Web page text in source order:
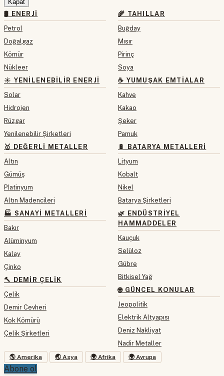
Kapat
🛢 ENERJI
Petrol
Doğalgaz
Kömür
Nükleer
☀️ YENILENEBILIR ENERJI
Solar
Hidrojen
Rüzgar
Yenilenebilir Şirketleri
🥇 DEĞERLI METALLER
Altın
Gümüş
Platinyum
Altın Madencileri
🏭 SANAYI METALLERI
Bakır
Alüminyum
Kalay
Çinko
🔨 DEMIR ÇELIK
Çelik
Demir Cevheri
Kok Kömürü
Çelik Şirketleri
🌾 TAHILLAR
Buğday
Mısır
Pirinç
Soya
☕ YUMUŞAK EMTIALAR
Kahve
Kakao
Şeker
Pamuk
🔋 BATARYA METALLERI
Lityum
Kobalt
Nikel
Batarya Şirketleri
🌿 ENDÜSTRIYEL
HAMMADDELER
Kauçuk
Selüloz
Gübre
Bitkisel Yağ
🌐 GÜNCEL KONULAR
Jeopolitik
Elektrik Altyapısı
Deniz Nakliyat
Nadir Metaller
🌎 Amerika 🌏 Asya 🌍 Afrika 🌍 Avrupa
Abone ol